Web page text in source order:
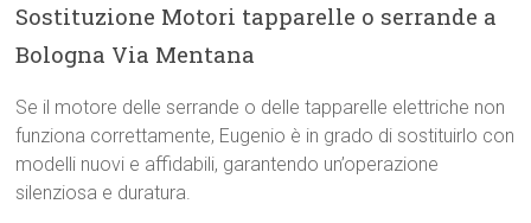
Sostituzione Motori tapparelle o serrande a
Bologna Via Mentana
Se il motore delle serrande o delle tapparelle elettriche non
funziona correttamente, Eugenio è in grado di sostituirlo con
modelli nuovi e affidabili, garantendo un’operazione
silenziosa e duratura.